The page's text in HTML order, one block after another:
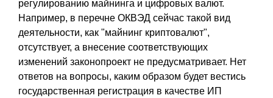
регулированию майнинга и цифровых валют.
Например, в перечне ОКВЭД сейчас такой вид
деятельности, как "майнинг криптовалют",
отсутствует, а внесение соответствующих
изменений законопроект не предусматривает. Нет
ответов на вопросы, каким образом будет вестись
государственная регистрация в качестве ИП